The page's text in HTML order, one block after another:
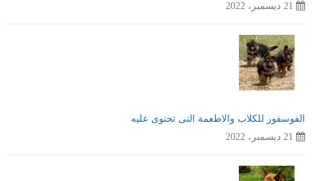
21 ديسمبر، 2022
الفوسفور للكلاب والاطعمة التى تحتوى عليه
21 ديسمبر، 2022